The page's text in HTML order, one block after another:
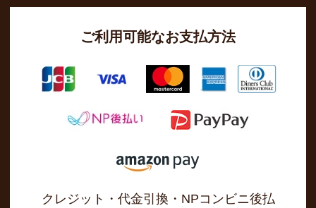
ご利用可能なお支払方法
クレジット・代金引換・NPコンビニ後払